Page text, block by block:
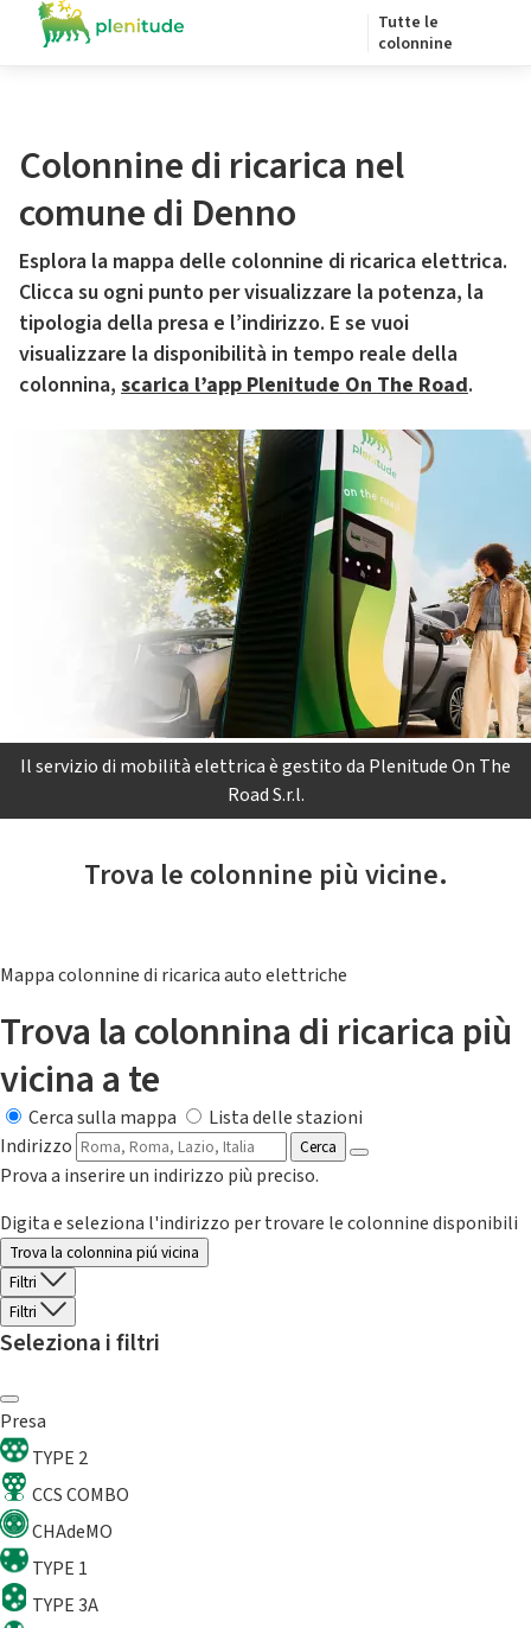
Tutte le
colonnine
Colonnine di ricarica nel
comune di Denno
Esplora la mappa delle colonnine di ricarica elettrica.
Clicca su ogni punto per visualizzare la potenza, la
tipologia della presa e l’indirizzo. E se vuoi
visualizzare la disponibilità in tempo reale della
colonnina, scarica l’app Plenitude On The Road.
Il servizio di mobilità elettrica è gestito da Plenitude On The
Road S.r.l.
Trova le colonnine più vicine.
Mappa colonnine di ricarica auto elettriche
Trova la colonnina di ricarica più
vicina a te
Cerca sulla mappa
Lista delle stazioni
Indirizzo
Cerca
Prova a inserire un indirizzo più preciso.
Digita e seleziona l'indirizzo per trovare le colonnine disponibili
Trova la colonnina piú vicina
Filtri
Filtri
Seleziona i filtri
Presa
TYPE 2
CCS COMBO
CHAdeMO
TYPE 1
TYPE 3A